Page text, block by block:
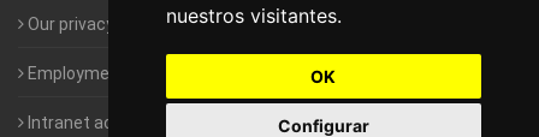
nuestros visitantes.
OK
Configurar
Our privacy policy
Employment- Work with us
Intranet access for Franchisees